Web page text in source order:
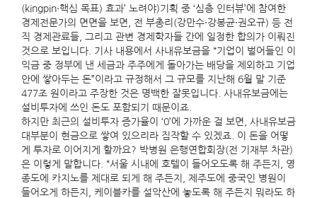
(kingpin·핵심 목표) 효과’ 노려야)기획 중 ‘심층 인터뷰’에 참여한
경제전문가의 면면을 보면, 전 부총리(강만수·강봉균·권오규) 등 전
직 경제관료들, 그리고 관변 경제학자들 간에 일정한 합의가 이뤄진
것으로 보입니다. 기사 내용에서 사내유보금을 “기업이 벌어들인 이
익금 중 정부에 낸 세금과 주주에게 돌아가는 배당을 제외하고 기업
안에 쌓아두는 돈”이라고 규정해서 그 규모를 지난해 6월 말 기준
477조 원이라고 주장한 것은 명백한 잘못입니다. 사내유보금에는
설비투자에 쓰인 돈도 포함되기 때문이죠.
하지만 최근의 설비투자 증가율이 ‘0’에 가까운 걸 보면, 사내유보금
대부분이 현금으로 쌓여 있으리라 짐작할 수 있겠죠. 이 돈을 어떻
게 투자로 이어지게 할까요? 박병원 은행연합회장(전 기재부 차관)
은 이렇게 말합니다. “서울 시내에 호텔이 들어오도록 해 주든지, 영
종도에 카지노를 제대로 되게 해 주든지, 제주도에 중국인 병원이
들어오게 하든지, 케이블카를 설악산에 놓도록 해 주든지 뭐라도 하